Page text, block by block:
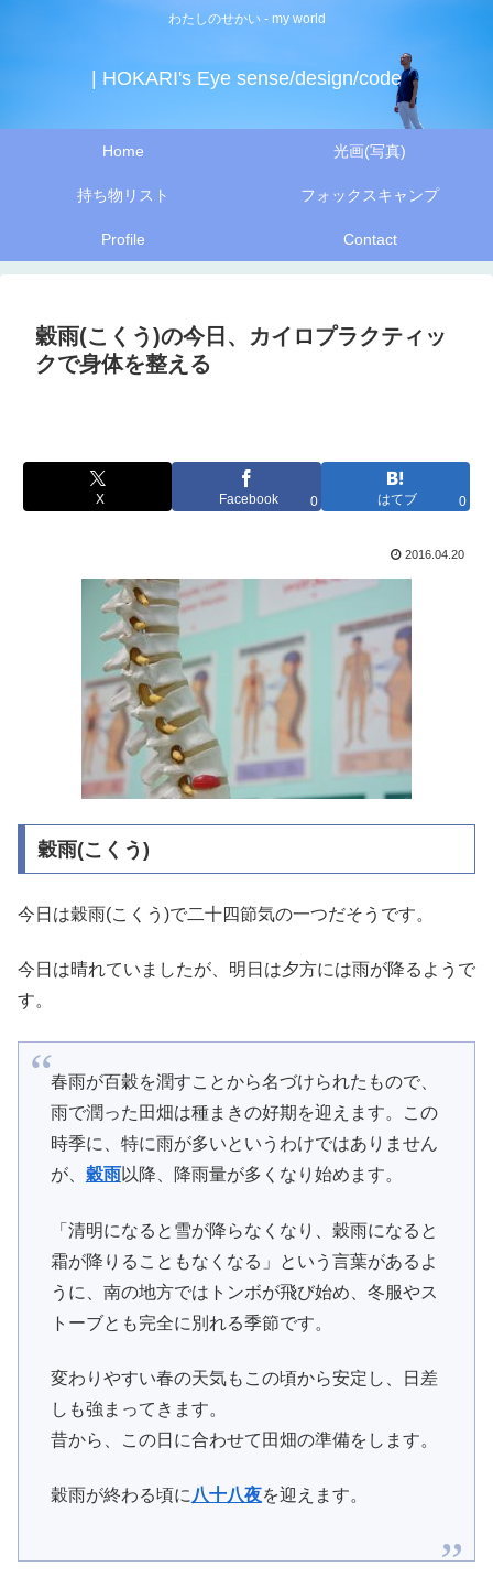
わたしのせかい - my world
| HOKARI's Eye sense/design/code
Home 光画(写真)
持ち物リスト フォックスキャンプ
Profile Contact
穀雨(こくう)の今日、カイロプラクティッ
クで身体を整える
X Facebook 0 はてブ 0
2016.04.20
穀雨(こくう)
今日は穀雨(こくう)で二十四節気の一つだそうです。
今日は晴れていましたが、明日は夕方には雨が降るようで
す。
春雨が百穀を潤すことから名づけられたもので、
雨で潤った田畑は種まきの好期を迎えます。この
時季に、特に雨が多いというわけではありません
が、 穀雨以降、降雨量が多くなり始めます。
「清明になると雪が降らなくなり、穀雨になると
霜が降りることもなくなる」という言葉があるよ
うに、南の地方ではトンボが飛び始め、冬服やス
トーブとも完全に別れる季節です。
変わりやすい春の天気もこの頃から安定し、日差
しも強まってきます。
昔から、この日に合わせて田畑の準備をします。
穀雨が終わる頃に 八十八夜を迎えます。